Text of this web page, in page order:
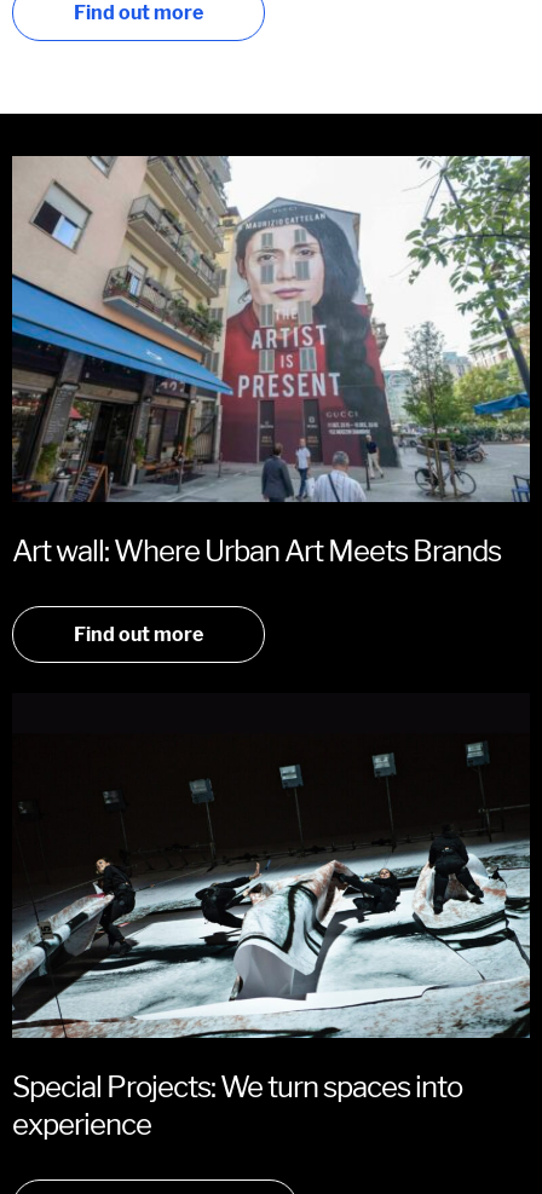
Find out more
Art wall: Where Urban Art Meets Brands
Find out more
Special Projects: We turn spaces into
experience